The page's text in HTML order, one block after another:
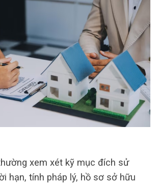
xem xét kỹ mục đích sử
hạn, tính pháp lý, hồ sơ sở hữu